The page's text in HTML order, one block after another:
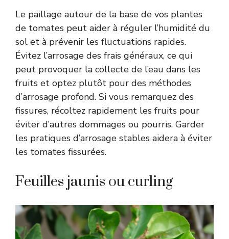
Le paillage autour de la base de vos plantes
de tomates peut aider à réguler l’humidité du
sol et à prévenir les fluctuations rapides.
Évitez l’arrosage des frais généraux, ce qui
peut provoquer la collecte de l’eau dans les
fruits et optez plutôt pour des méthodes
d’arrosage profond. Si vous remarquez des
fissures, récoltez rapidement les fruits pour
éviter d’autres dommages ou pourris. Garder
les pratiques d’arrosage stables aidera à éviter
les tomates fissurées.
Feuilles jaunis ou curling